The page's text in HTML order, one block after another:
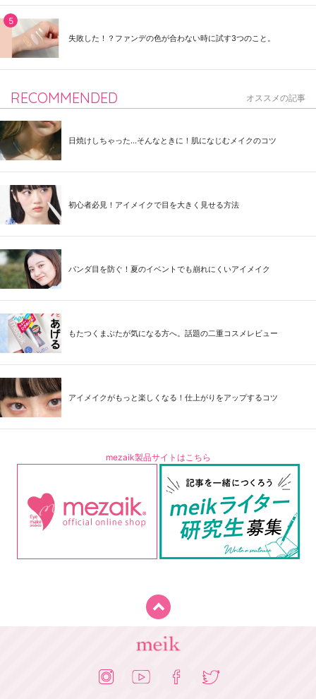
失敗した！？ファンデの色が合わない時に試す3つのこと。
RECOMMENDED オススメの記事
日焼けしちゃった...そんなときに！肌になじむメイクのコツ
初心者必見！アイメイクで目を大きく見せる方法
パンダ目を防ぐ！夏のイベントでも崩れにくいアイメイク
もたつくまぶたが気になる方へ。話題の二重コスメレビュー
アイメイクがもっと楽しくなる！仕上がりをアップするコツ
mezaik製品サイトはこちら